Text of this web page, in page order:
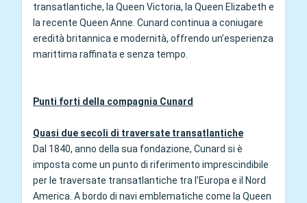
transatlantiche, la Queen Victoria, la Queen Elizabeth e
la recente Queen Anne. Cunard continua a coniugare
eredità britannica e modernità, offrendo un’esperienza
marittima raffinata e senza tempo.
Punti forti della compagnia Cunard
Quasi due secoli di traversate transatlantiche
Dal 1840, anno della sua fondazione, Cunard si è
imposta come un punto di riferimento imprescindibile
per le traversate transatlantiche tra l’Europa e il Nord
America. A bordo di navi emblematiche come la Queen